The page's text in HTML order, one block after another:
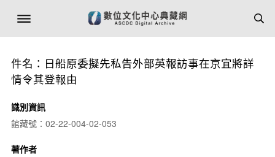
件名：日船原委擬先私告外部英報訪事在京宜將詳
情令其登報由
識別資訊
館藏號：02-22-004-02-053
著作者